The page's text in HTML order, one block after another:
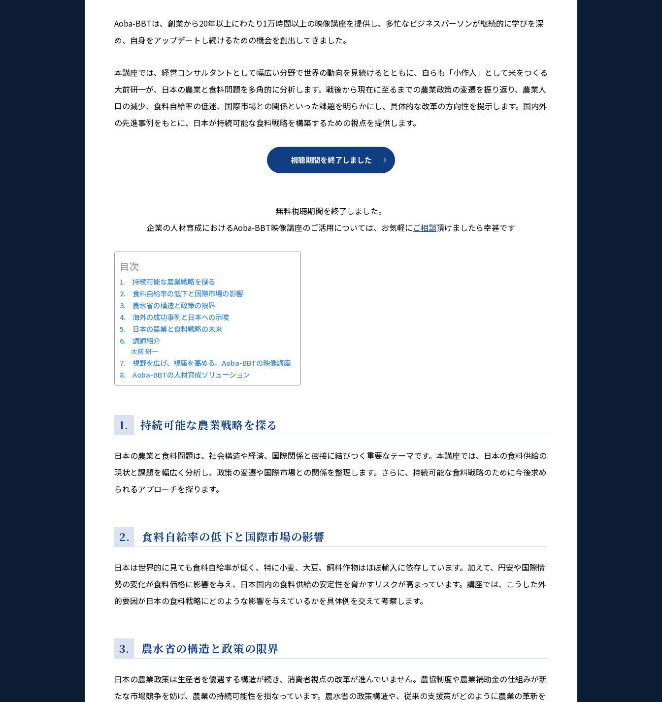
Aoba-BBTは、創業から20年以上にわたり1万時間以上の映像講座を提供し、多忙なビジネスパーソンが継続的に学びを深
め、自身をアップデートし続けるための機会を創出してきました。
本講座では、経営コンサルタントとして幅広い分野で世界の動向を見続けるとともに、自らも「小作人」として米をつくる
大前研一が、日本の農業と食料問題を多角的に分析します。戦後から現在に至るまでの農業政策の変遷を振り返り、農業人
口の減少、食料自給率の低迷、国際市場との関係といった課題を明らかにし、具体的な改革の方向性を提示します。国内外
の先進事例をもとに、日本が持続可能な食料戦略を構築するための視点を提供します。
視聴期間を終了しました
無料視聴期間を終了しました。
企業の人材育成におけるAoba-BBT映像講座のご活用については、お気軽にご相談頂けましたら幸甚です
目次
1. 持続可能な農業戦略を探る
2. 食料自給率の低下と国際市場の影響
3. 農水省の構造と政策の限界
4. 海外の成功事例と日本への示唆
5. 日本の農業と食料戦略の未来
6. 講師紹介
大前 研一
7. 視野を広げ、視座を高める。Aoba-BBTの映像講座
8. Aoba-BBTの人材育成ソリューション
1. 持続可能な農業戦略を探る
日本の農業と食料問題は、社会構造や経済、国際関係と密接に結びつく重要なテーマです。本講座では、日本の食料供給の
現状と課題を幅広く分析し、政策の変遷や国際市場との関係を整理します。さらに、持続可能な食料戦略のために今後求め
られるアプローチを探ります。
2. 食料自給率の低下と国際市場の影響
日本は世界的に見ても食料自給率が低く、特に小麦、大豆、飼料作物はほぼ輸入に依存しています。加えて、円安や国際情
勢の変化が食料価格に影響を与え、日本国内の食料供給の安定性を脅かすリスクが高まっています。講座では、こうした外
的要因が日本の食料戦略にどのような影響を与えているかを具体例を交えて考察します。
3. 農水省の構造と政策の限界
日本の農業政策は生産者を優遇する構造が続き、消費者視点の改革が進んでいません。農協制度や農業補助金の仕組みが新
たな市場競争を妨げ、農業の持続可能性を損なっています。農水省の政策構造や、従来の支援策がどのように農業の革新を